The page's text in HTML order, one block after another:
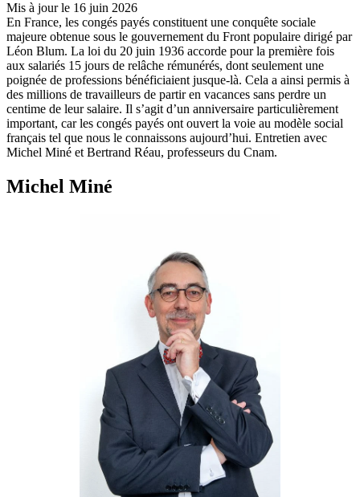
Mis à jour le 16 juin 2026
En France, les congés payés constituent une conquête sociale
majeure obtenue sous le gouvernement du Front populaire dirigé par
Léon Blum. La loi du 20 juin 1936 accorde pour la première fois
aux salariés 15 jours de relâche rémunérés, dont seulement une
poignée de professions bénéficiaient jusque-là. Cela a ainsi permis à
des millions de travailleurs de partir en vacances sans perdre un
centime de leur salaire. Il s’agit d’un anniversaire particulièrement
important, car les congés payés ont ouvert la voie au modèle social
français tel que nous le connaissons aujourd’hui. Entretien avec
Michel Miné et Bertrand Réau, professeurs du Cnam.
Michel Miné